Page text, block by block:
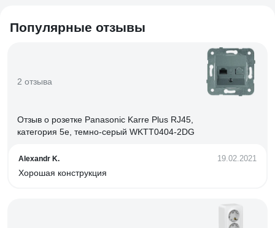
Популярные отзывы
2 отзыва
Отзыв о розетке Panasonic Karre Plus RJ45,
категория 5e, темно-серый WKTT0404-2DG
Alexandr K. 19.02.2021
Хорошая конструкция